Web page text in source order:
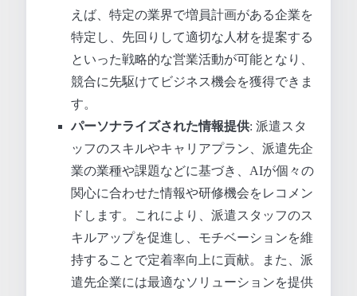
えば、特定の業界で増員計画がある企業を
特定し、先回りして適切な人材を提案する
といった戦略的な営業活動が可能となり、
競合に先駆けてビジネス機会を獲得できま
す。
パーソナライズされた情報提供: 派遣スタ
ッフのスキルやキャリアプラン、派遣先企
業の業種や課題などに基づき、AIが個々の
関心に合わせた情報や研修機会をレコメン
ドします。これにより、派遣スタッフのス
キルアップを促進し、モチベーションを維
持することで定着率向上に貢献。また、派
遣先企業には最適なソリューションを提供